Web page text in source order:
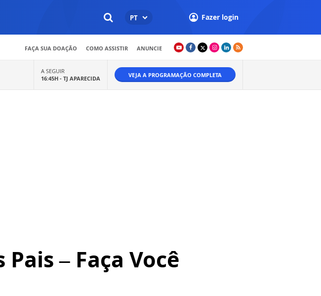
PT Fazer login
FAÇA SUA DOAÇÃO COMO ASSISTIR ANUNCIE
A SEGUIR
16:45H - TJ APARECIDA VEJA A PROGRAMAÇÃO COMPLETA
– Faça Você